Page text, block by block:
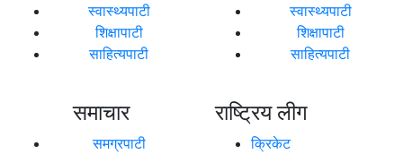
स्वास्थ्यपाटी
शिक्षापाटी
साहित्यपाटी
स्वास्थ्यपाटी
शिक्षापाटी
साहित्यपाटी
समाचार
समग्रपाटी
राष्ट्रिय लीग
क्रिकेट